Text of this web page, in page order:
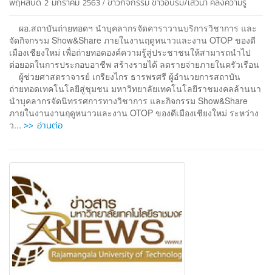
พฤหัสบดี 2 มกราคม 2563 ข่าวกิจกรรมข่าวอบรม/เสวนา คลังความรู้
ผอ.สถาบันถ่ายทอดฯ นำบุคลากรจัดคาราวานบริการวิชาการ และ
จัดกิจกรรม Show&Share ภายในงานฤดูหนาวและงาน OTOP ของดี
เมืองเชียงใหม่ เพื่อถ่ายทอดองค์ความรู้สู่ประชาชนให้สามารถนำไป
ต่อยอดในการประกอบอาชีพ สร้างรายได้ ลดรายจ่ายภายในครัวเรือน
ผู้ช่วยศาสตราจารย์ เกรียงไกร ธารพรศรี ผู้อำนวยการสถาบัน
ถ่ายทอดเทคโนโลยีสู่ชุมชน มหาวิทยาลัยเทคโนโลยีราชมงคลล้านนา
นำบุคลากรจัดนิทรรศการทางวิชาการ และกิจกรรม Show&Share
ภายในงานงานฤดูหนาวและงาน OTOP ของดีเมืองเชียงใหม่ ระหว่าง
ว... >> อ่านต่อ